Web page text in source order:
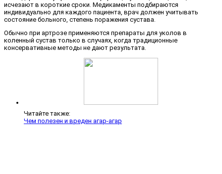
исчезают в короткие сроки. Медикаменты подбираются
индивидуально для каждого пациента, врач должен учитывать
состояние больного, степень поражения сустава.
Обычно при артрозе применяются препараты для уколов в
коленный сустав только в случаях, когда традиционные
консервативные методы не дают результата.
Читайте также:
Чем полезен и вреден агар-агар